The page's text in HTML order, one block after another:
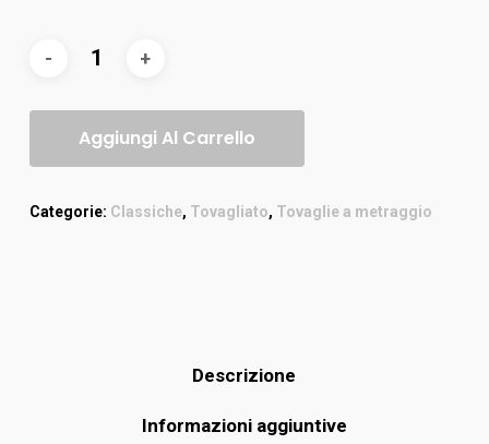
Aggiungi Al Carrello
Categorie: Classiche, Tovagliato, Tovaglie a metraggio
Descrizione
Informazioni aggiuntive